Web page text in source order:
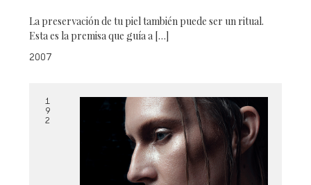
La preservación de tu piel también puede ser un ritual.
Esta es la premisa que guía a […]
2007
1
9
2